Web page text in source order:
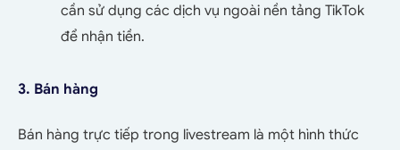
cần sử dụng các dịch vụ ngoài nền tảng TikTok
để nhận tiền.
3. Bán hàng
Bán hàng trực tiếp trong livestream là một hình thức